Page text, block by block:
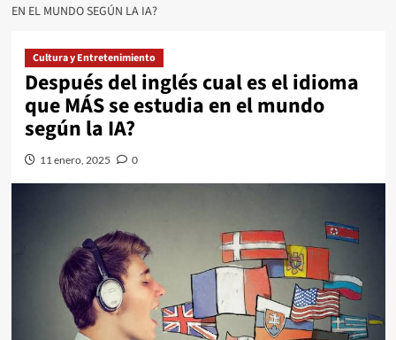
EN EL MUNDO SEGÚN LA IA?
Cultura y Entretenimiento
Después del inglés cual es el idioma
que MÁS se estudia en el mundo
según la IA?
11 enero, 2025 0